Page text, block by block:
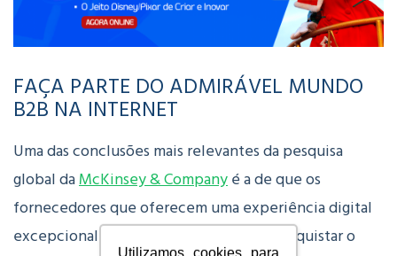
Utilizamos cookies para
FAÇA PARTE DO ADMIRÁVEL MUNDO
B2B NA INTERNET
Uma das conclusões mais relevantes da pesquisa
global daMcKinsey & Companyé a de que os
fornecedores que oferecem uma experiência digital
excepcional têm maiores chances de conquistar o